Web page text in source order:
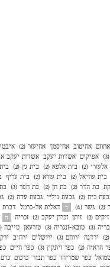
אחוזם אחיטוב אחיסמך אחיעזר (2)
אפיקים אשדות יעקב אשדות יעקב
(2) בית אלפא (2) בית ג'ן (2)
בית עוזיאל (2) בית עזרא (2) בית עריף
בת הדר (2) בת חן (2) בת חפר (3)
כ"ח (2) גבעת ניל"י גבעת עדה (2)
(2) גשר (4) ד דאלית אל-כרמל דברת
זיקים (2) זיתן זכרון יעקב (2) זכריה ח
(3) טובא-זנגריה (3) טורעאן טייבה (2)
ירדנה ירוחם (3) ירושלים ירחיב
הרא"ה (2) כפר ויתקין (3) כפר חיים
כפר שמריהו כפר תבור כרכום כרם